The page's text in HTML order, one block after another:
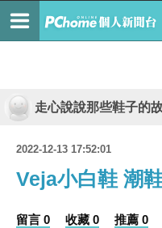
走心說說那些鞋子的
2022-12-13 17:52:01
Veja小白鞋 潮
留言 0 收藏 0 推薦 0